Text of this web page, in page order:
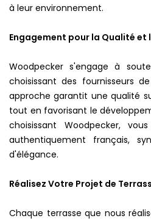
à leur environnement.
Engagement pour la Qualité et
Woodpecker s'engage à
choisissant des fournisseurs
approche garantit une qualité
tout en favorisant le
choisissant Woodpecker,
authentiquement français,
d'élégance.
Réalisez Votre Projet de
Chaque terrasse que nous